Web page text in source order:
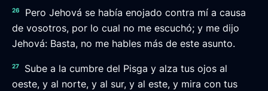
26
Pero Jehová se había enojado contra mí a causa
de vosotros, por lo cual no me escuchó; y me dijo
Jehová: Basta, no me hables más de este asunto.
27
Sube a la cumbre del Pisga y alza tus ojos al
oeste, y al norte, y al sur, y al este, y mira con tus